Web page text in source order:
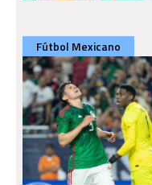
Fútbol Mexicano